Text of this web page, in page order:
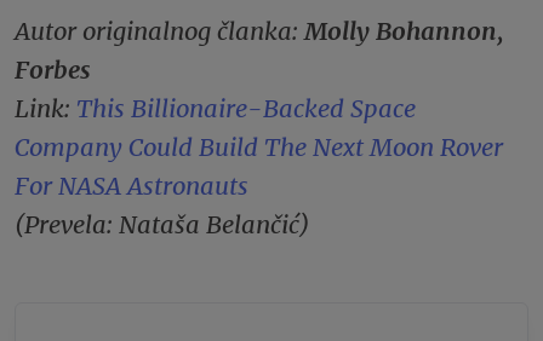
Autor originalnog članka:Molly Bohannon,
Forbes
Link: This Billionaire-Backed Space
Company Could Build The Next Moon Rover
For NASA Astronauts
(Prevela: Nataša Belančić)